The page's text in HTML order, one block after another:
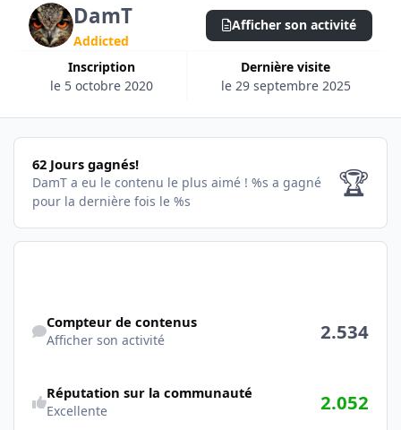
DamT
Addicted
Inscription
le 5 octobre 2020
Dernière visite
le 29 septembre 2025
Afficher son activité
62 Jours gagnés!
62 Jours gagnés!
DamT a eu le contenu le plus aimé ! %s a gagné
pour la dernière fois le %s
🏆
Compteur de contenus
Afficher son activité 2.534
Réputation sur la communauté
Excellente 2.052